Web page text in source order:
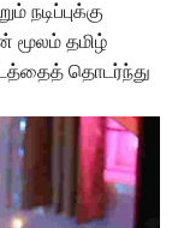
நடிப்புக்கு
மூலம் தமிழ்
தொடர்ந்து